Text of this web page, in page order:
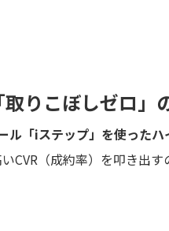
りこぼしゼロ」
ル「iステップ」を使った
CVR（成約率）を叩き出す